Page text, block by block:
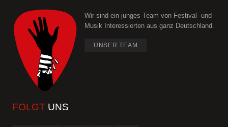
Wir sind ein junges Team von Festival- und
Musik Interessierten aus ganz Deutschland.
UNSER TEAM
FOLGT UNS